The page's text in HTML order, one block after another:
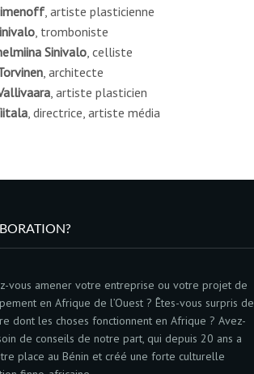
, artiste plasticienne
, tromboniste
Sinivalo, celliste
, architecte
, artiste plasticien
, directrice, artiste média
vous amener votre entreprise ou votre projet de
en Afrique de l’Ouest ? Êtes-vous surpris de
dont les choses fonctionnent en Afrique ? Avez-
de conseils de notre part, qui depuis 20 ans a
place au Bénin et créé une forte culturelle